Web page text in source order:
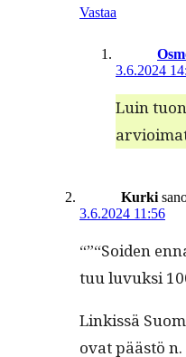
Vastaa
3.6.2024
Luin
Kurki
3.6.2024 11:56
“”“Soiden
tuu luvuk­si
Linkissä
ovat päästö